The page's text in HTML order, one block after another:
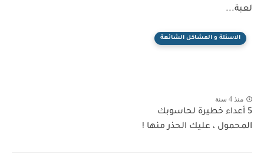
لعبة...
الاسئلة و المشاكل الشائعة
منذ 4 سنة
5 أعداء خطيرة لحاسوبك
المحمول ، عليك الحذر منها !